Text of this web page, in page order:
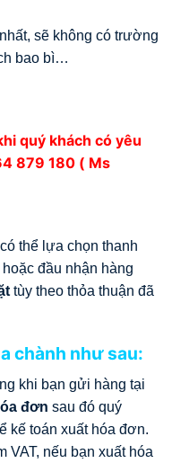
sẽ không có trường
bao bì…
quý khách có yêu
879 180 ( Ms
thể lựa chọn thanh
đầu nhận hàng
tùy theo thỏa thuận đã
chành như sau:
khi bạn gửi hàng tại
đơn sau đó quý
kế toán xuất hóa đơn.
VAT, nếu bạn xuất hóa